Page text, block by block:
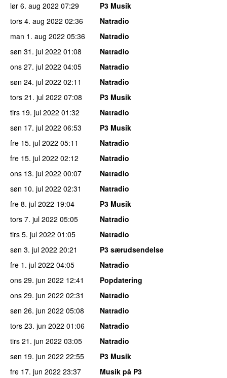
lør 6. aug 2022 07:29
P3 Musik
tors 4. aug 2022 02:36
Natradio
man 1. aug 2022 05:36
Natradio
søn 31. jul 2022 01:08
Natradio
ons 27. jul 2022 04:05
Natradio
søn 24. jul 2022 02:11
Natradio
tors 21. jul 2022 07:08
P3 Musik
tirs 19. jul 2022 01:32
Natradio
søn 17. jul 2022 06:53
P3 Musik
fre 15. jul 2022 05:11
Natradio
fre 15. jul 2022 02:12
Natradio
ons 13. jul 2022 00:07
Natradio
søn 10. jul 2022 02:31
Natradio
fre 8. jul 2022 19:04
P3 Musik
tors 7. jul 2022 05:05
Natradio
tirs 5. jul 2022 01:05
Natradio
søn 3. jul 2022 20:21
P3 særudsendelse
fre 1. jul 2022 04:05
Natradio
ons 29. jun 2022 12:41
Popdatering
ons 29. jun 2022 02:31
Natradio
søn 26. jun 2022 05:08
Natradio
tors 23. jun 2022 01:06
Natradio
tirs 21. jun 2022 03:05
Natradio
søn 19. jun 2022 22:55
P3 Musik
fre 17. jun 2022 23:37
Musik på P3